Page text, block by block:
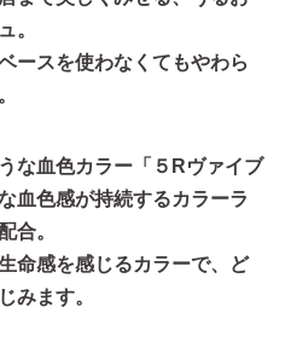
。
ースを使わなくてもやわら
な血色カラー「５Rヴァイブ
血色感が持続するカラーラ
合。
命感を感じるカラーで、ど
みます。